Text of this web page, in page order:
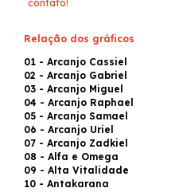
contato!
Relação dos gráficos
01 - Arcanjo Cassiel
02 - Arcanjo Gabriel
03 - Arcanjo Miguel
04 - Arcanjo Raphael
05 - Arcanjo Samael
06 - Arcanjo Uriel
07 - Arcanjo Zadkiel
08 - Alfa e Omega
09 - Alta Vitalidade
10 - Antakarana